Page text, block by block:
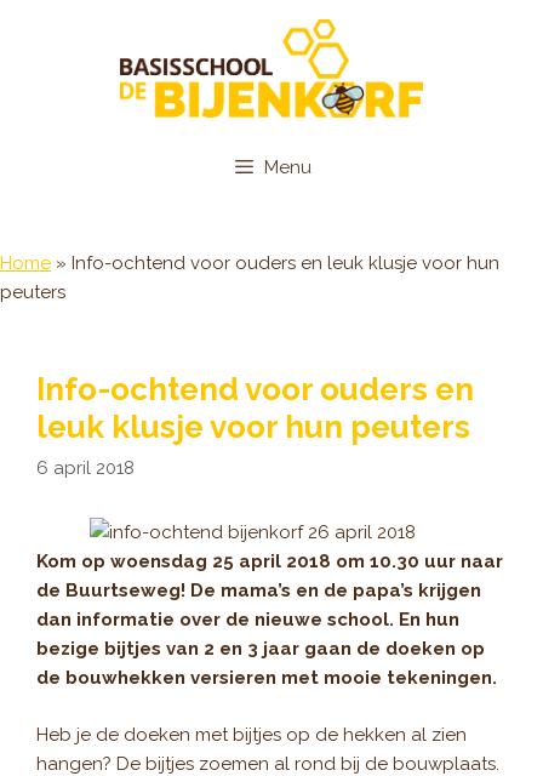
Menu
Home » Info-ochtend voor ouders en leuk klusje voor hun
peuters
Info-ochtend voor ouders en
leuk klusje voor hun peuters
6 april 2018
Kom op woensdag 25 april 2018 om 10.30 uur naar
de Buurtseweg! De mama’s en de papa’s krijgen
dan informatie over de nieuwe school. En hun
bezige bijtjes van 2 en 3 jaar gaan de doeken op
de bouwhekken versieren met mooie tekeningen.
Heb je de doeken met bijtjes op de hekken al zien
hangen? De bijtjes zoemen al rond bij de bouwplaats.